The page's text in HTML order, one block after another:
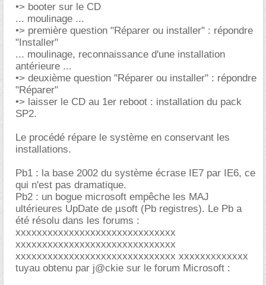
•> booter sur le CD
... moulinage ...
•> première question "Réparer ou installer" : répondre
"Installer"
... moulinage, reconnaissance d'une installation
antérieure ...
•> deuxième question "Réparer ou installer" : répondre
"Réparer"
•> laisser le CD au 1er reboot : installation du pack
SP2.
Le procédé répare le système en conservant les
installations.
Pb1 : la base 2002 du système écrase IE7 par IE6, ce
qui n'est pas dramatique.
Pb2 : un bogue microsoft empêche les MAJ
ultérieures UpDate de µsoft (Pb registres). Le Pb a
été résolu dans les forums :
xxxxxxxxxxxxxxxxxxxxxxxxxxxxxx
xxxxxxxxxxxxxxxxxxxxxxxxxxxxxx
xxxxxxxxxxxxxxxxxxxxxxxxxxxxxx xxxxxxxxxxxxx
tuyau obtenu par j@ckie sur le forum Microsoft :